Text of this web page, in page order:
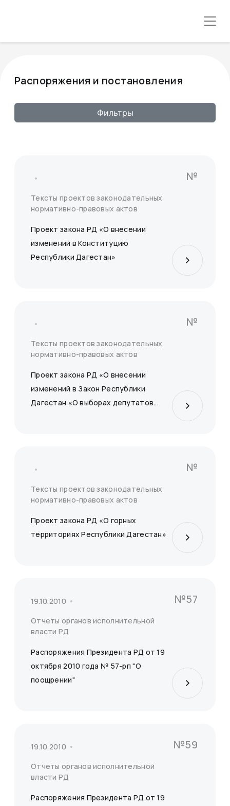
Распоряжения и постановления
Фильтры
Тексты проектов законодательных
нормативно-правовых актов
№
Проект закона РД «О внесении
изменений в Конституцию
Республики Дагестан»
Тексты проектов законодательных
нормативно-правовых актов
№
Проект закона РД «О внесении
изменений в Закон Республики
Дагестан «О выборах депутатов...
Тексты проектов законодательных
нормативно-правовых актов
№
Проект закона РД «О горных
территориях Республики Дагестан»
19.10.2010
Отчеты органов исполнительной
власти РД
№57
Распоряжения Президента РД от 19
октября 2010 года № 57-рп "О
поощрении"
19.10.2010
Отчеты органов исполнительной
власти РД
№59
Распоряжения Президента РД от 19